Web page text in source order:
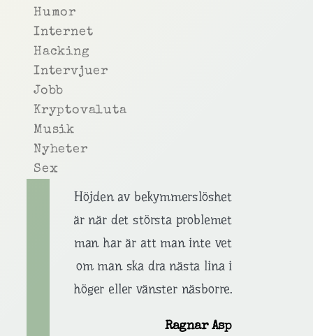
Humor
Internet
Hacking
Intervjuer
Jobb
Kryptovaluta
Musik
Nyheter
Sex
Höjden av bekymmerslöshet
är när det största problemet
man har är att man inte vet
om man ska dra nästa lina i
höger eller vänster näsborre.
Ragnar Asp